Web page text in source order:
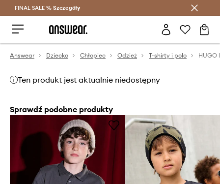
Oszczędzaj z Answear Club >
FINAL SALE % Szczegóły
Answear Dziecko Chłopiec Odzież T-shirty i polo HUGO
Ten produkt jest aktualnie niedostępny
Sprawdź podobne produkty